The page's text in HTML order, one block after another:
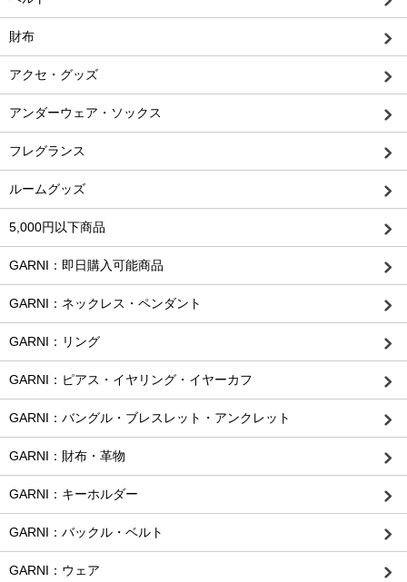
財布
アクセ・グッズ
アンダーウェア・ソックス
フレグランス
ルームグッズ
5,000円以下商品
GARNI：即日購入可能商品
GARNI：ネックレス・ペンダント
GARNI：リング
GARNI：ピアス・イヤリング・イヤーカフ
GARNI：バングル・ブレスレット・アンクレット
GARNI：財布・革物
GARNI：キーホルダー
GARNI：バックル・ベルト
GARNI：ウェア